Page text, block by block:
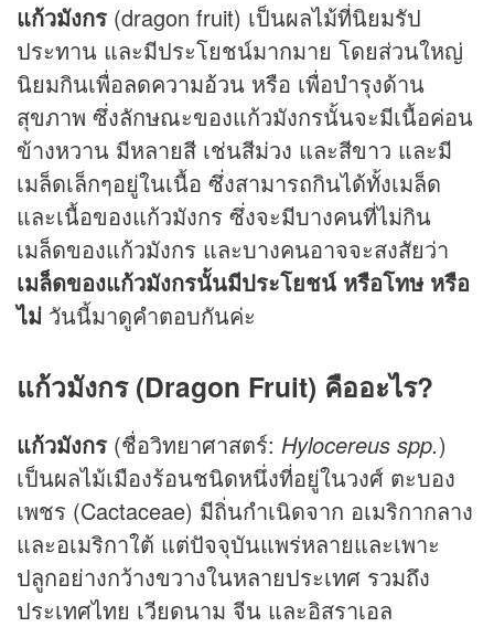
แก้วมังกร (dragon fruit) เป็นผลไม้ที่นิยมรัป
ประทาน และมีประโยชน์มากมาย โดยส่วนใหญ่
นิยมกินเพื่อลดความอ้วน หรือ เพื่อบำรุงด้าน
สุขภาพ ซึ่งลักษณะของแก้วมังกรนั้นจะมีเนื้อค่อน
ข้างหวาน มีหลายสี เช่นสีม่วง และสีขาว และมี
เมล็ดเล็กๆอยู่ในเนื้อ ซึ่งสามารถกินได้ทั้งเมล็ด
และเนื้อของแก้วมังกร ซึ่งจะมีบางคนที่ไม่กิน
เมล็ดของแก้วมังกร และบางคนอาจจะสงสัยว่า
เมล็ดของแก้วมังกรนั้นมีประโยชน์ หรือโทษ หรือ
ไม่ วันนี้มาดูคำตอบกันค่ะ
แก้วมังกร (Dragon Fruit) คืออะไร?
แก้วมังกร (ชื่อวิทยาศาสตร์: Hylocereus spp.)
เป็นผลไม้เมืองร้อนชนิดหนึ่งที่อยู่ในวงศ์ ตะบอง
เพชร (Cactaceae) มีถิ่นกำเนิดจาก อเมริกากลาง
และอเมริกาใต้ แต่ปัจจุบันแพร่หลายและเพาะ
ปลูกอย่างกว้างขวางในหลายประเทศ รวมถึง
ประเทศไทย เวียดนาม จีน และอิสราเอล